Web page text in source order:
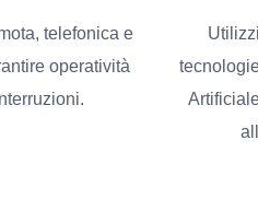
telefonica e
operatività